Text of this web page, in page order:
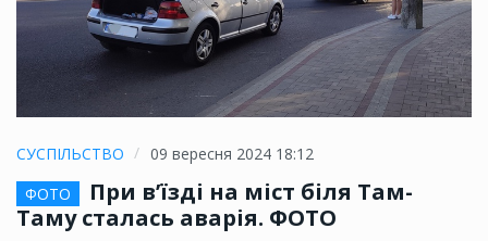
СУСПІЛЬСТВО
09 вересня 2024 18:12
ФОТО
При в’їзді на міст біля Там-
Таму сталась аварія. ФОТО